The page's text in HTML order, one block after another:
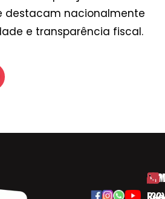
destacam nacionalmente
e transparência fiscal.